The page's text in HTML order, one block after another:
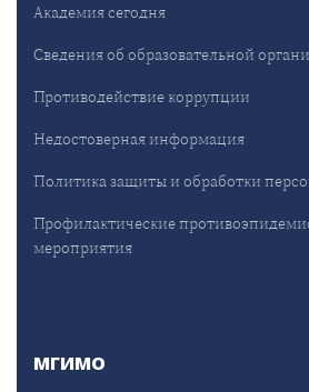
Академия сегодня
Сведения об образовательной
Противодействие коррупции
Недостоверная информация
Политика защиты и обработки
Профилактические
мероприятия
МГИМО